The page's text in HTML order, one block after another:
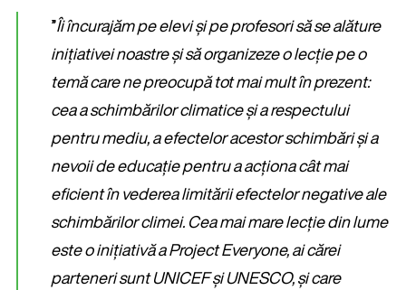
”Îi încurajăm pe elevi și pe profesori să se alăture
inițiativei noastre și să organizeze o lecție pe o
temă care ne preocupă tot mai mult în prezent:
cea a schimbărilor climatice și a respectului
pentru mediu, a efectelor acestor schimbări și a
nevoii de educație pentru a acționa cât mai
eficient în vederea limitării efectelor negative ale
schimbărilor climei. Cea mai mare lecție din lume
este o inițiativă a Project Everyone, ai cărei
parteneri sunt UNICEF și UNESCO, și care